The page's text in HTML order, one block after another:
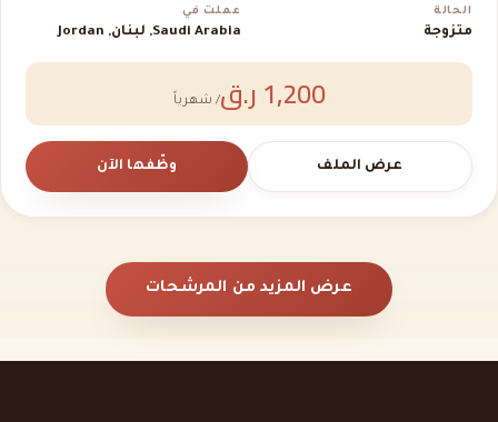
الحالة
متزوجة
عملت في
Saudi Arabia, لبنان, Jordan
1,200 ر.ق / شهرياً
عرض الملف وظّفها الآن
عرض المزيد من المرشحات